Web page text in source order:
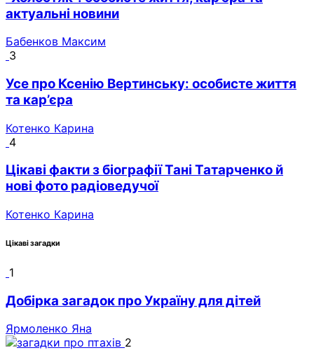
актуальні новини
Бабенков Максим
3
Усе про Ксенію Вертинську: особисте життя
та кар’єра
Котенко Карина
4
Цікаві факти з біографії Тані Татарченко й
нові фото радіоведучої
Котенко Карина
Цікаві загадки
1
Добірка загадок про Україну для дітей
Ярмоленко Яна
2